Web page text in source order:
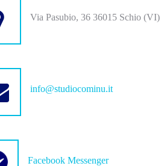
Via Pasubio, 36 36015 Schio (VI)
info@studiocominu.it
Facebook Messenger